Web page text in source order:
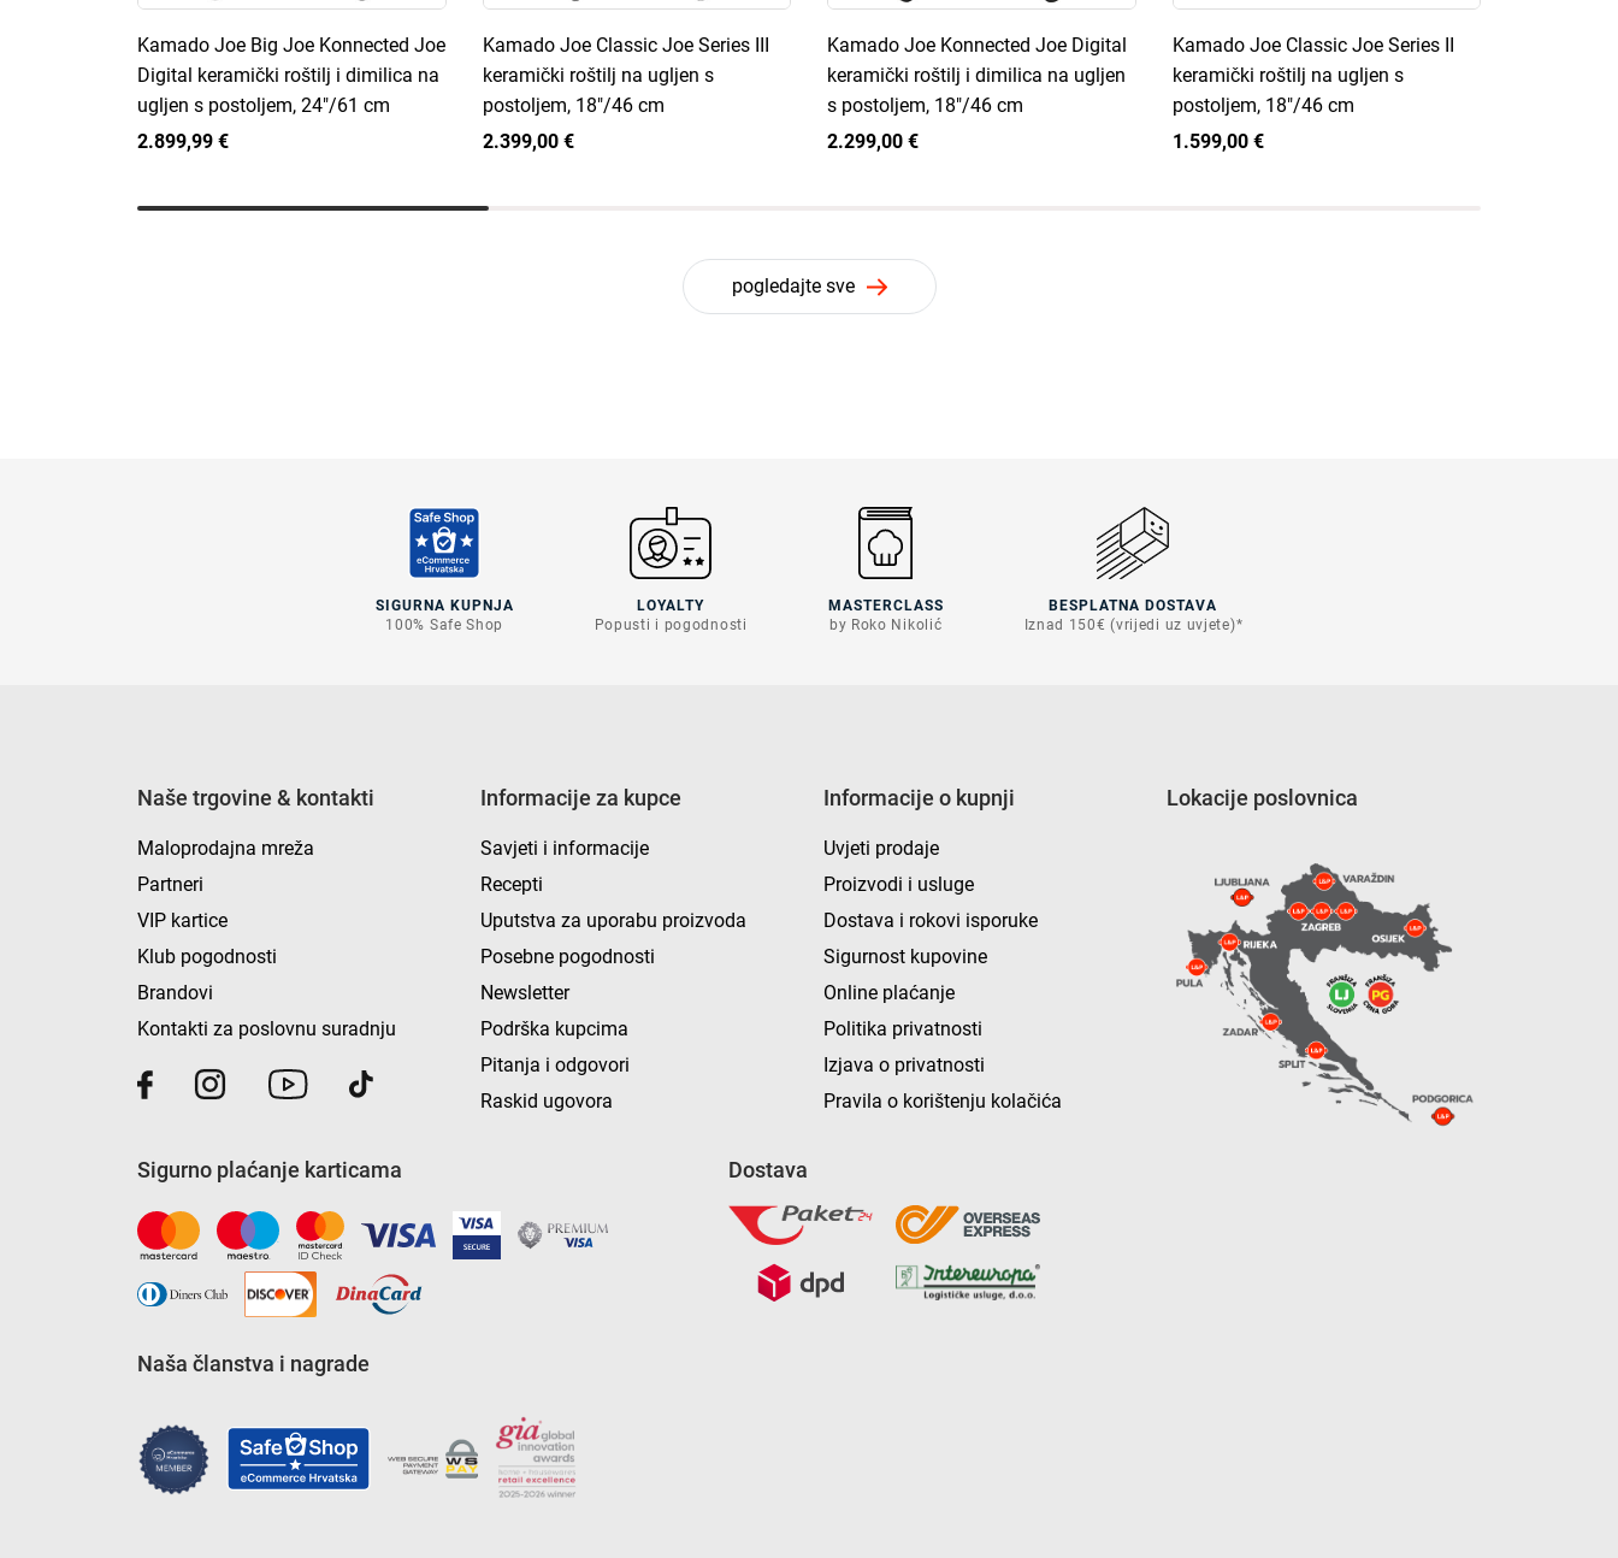
Kamado Joe Big Joe Konnected Joe
Digital keramički roštilj i dimilica na
ugljen s postoljem, 24"/61 cm
2.899,99 €
Kamado Joe Classic Joe Series III
keramički roštilj na ugljen s
postoljem, 18"/46 cm
2.399,00 €
Kamado Joe Konnected Joe Digital
keramički roštilj i dimilica na ugljen
s postoljem, 18"/46 cm
2.299,00 €
Kamado Joe Classic Joe Series II
keramički roštilj na ugljen s
postoljem, 18"/46 cm
1.599,00 €
pogledajte sve
SIGURNA KUPNJA
100% Safe Shop
LOYALTY
Popusti i pogodnosti
MASTERCLASS
by Roko Nikolić
BESPLATNA DOSTAVA
Iznad 150€ (vrijedi uz uvjete)*
Naše trgovine & kontakti
Maloprodajna mreža
Partneri
VIP kartice
Klub pogodnosti
Brandovi
Kontakti za poslovnu suradnju
Informacije za kupce
Savjeti i informacije
Recepti
Uputstva za uporabu proizvoda
Posebne pogodnosti
Newsletter
Podrška kupcima
Pitanja i odgovori
Raskid ugovora
Informacije o kupnji
Uvjeti prodaje
Proizvodi i usluge
Dostava i rokovi isporuke
Sigurnost kupovine
Online plaćanje
Politika privatnosti
Izjava o privatnosti
Pravila o korištenju kolačića
Lokacije poslovnica
Sigurno plaćanje karticama
Naša članstva i nagrade
Dostava